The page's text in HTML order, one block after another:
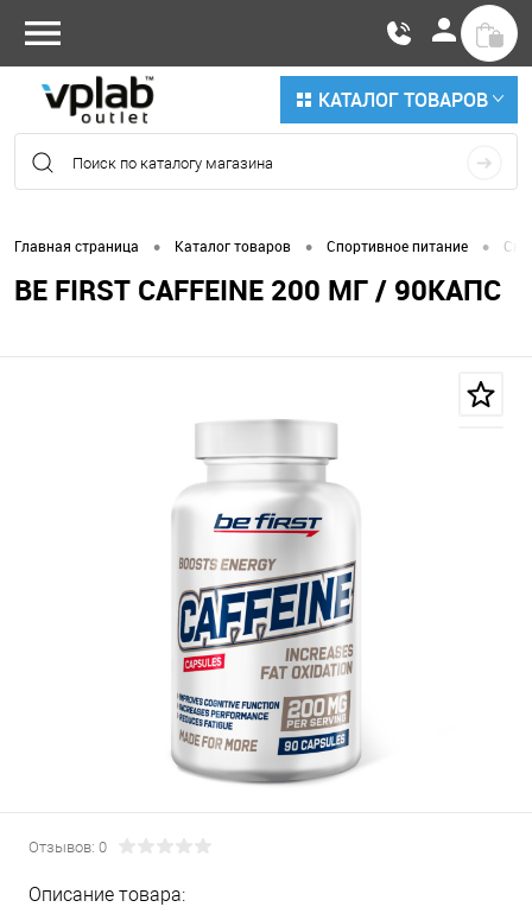
КАТАЛОГ ТОВАРОВ
Главная страница • Каталог товаров • Спортивное питание •
BE FIRST CAFFEINE 200 МГ / 90КАПС
Отзывов: 0
Описание товара: